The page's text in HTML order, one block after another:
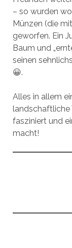
– so wurden
Münzen (die
geworfen. Ein
Baum und
seinen
😀.
Alles in allem
landschaftliche
fasziniert und
macht!